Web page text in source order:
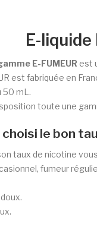
E-liquide
E-FUMEUR est
est fabriquée en
50 mL.
toute une
choisi le bon
taux de nicotine
fumeur